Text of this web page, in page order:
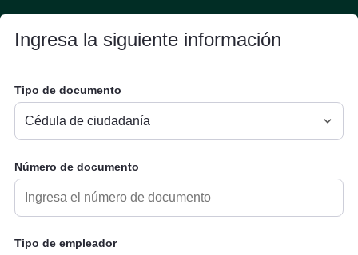
Ingresa la siguiente información
Tipo de documento
Número de documento
Tipo de empleador